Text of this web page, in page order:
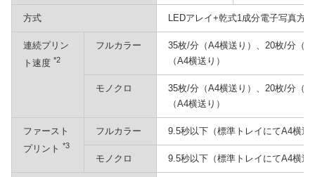
方式 LEDアレイ+乾式1成分電子写真方式
連続プリン
ト速度 *2
フルカラー
35枚/分（A4横送り）、20枚/分（
（A4横送り）
モノクロ
35枚/分（A4横送り）、20枚/分（
（A4横送り）
ファースト
プリント *3
フルカラー 9.5秒以下（標準トレイにてA4横送
モノクロ 9.5秒以下（標準トレイにてA4横送